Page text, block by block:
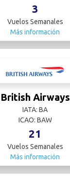
3
Vuelos Semanales
Más información
British Airways
IATA: BA
ICAO: BAW
21
Vuelos Semanales
Más información